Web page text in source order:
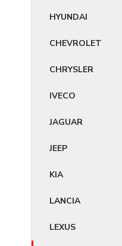
HYUNDAI
CHEVROLET
CHRYSLER
IVECO
JAGUAR
JEEP
KIA
LANCIA
LEXUS